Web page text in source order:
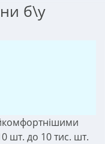
б\у
шт. до 10 тис. шт.